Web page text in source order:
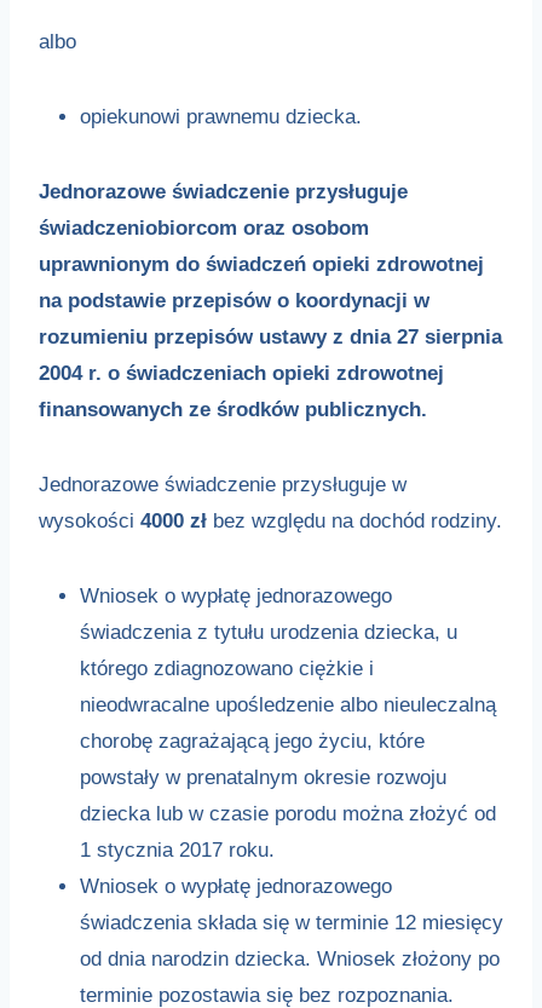
albo
opiekunowi prawnemu dziecka.
Jednorazowe świadczenie przysługuje
świadczeniobiorcom oraz osobom
uprawnionym do świadczeń opieki zdrowotnej
na podstawie przepisów o koordynacji w
rozumieniu przepisów ustawy z dnia 27 sierpnia
2004 r. o świadczeniach opieki zdrowotnej
finansowanych ze środków publicznych.
Jednorazowe świadczenie przysługuje w
wysokości 4000 zł bez względu na dochód rodziny.
Wniosek o wypłatę jednorazowego
świadczenia z tytułu urodzenia dziecka, u
którego zdiagnozowano ciężkie i
nieodwracalne upośledzenie albo nieuleczalną
chorobę zagrażającą jego życiu, które
powstały w prenatalnym okresie rozwoju
dziecka lub w czasie porodu można złożyć od
1 stycznia 2017 roku.
Wniosek o wypłatę jednorazowego
świadczenia składa się w terminie 12 miesięcy
od dnia narodzin dziecka. Wniosek złożony po
terminie pozostawia się bez rozpoznania.